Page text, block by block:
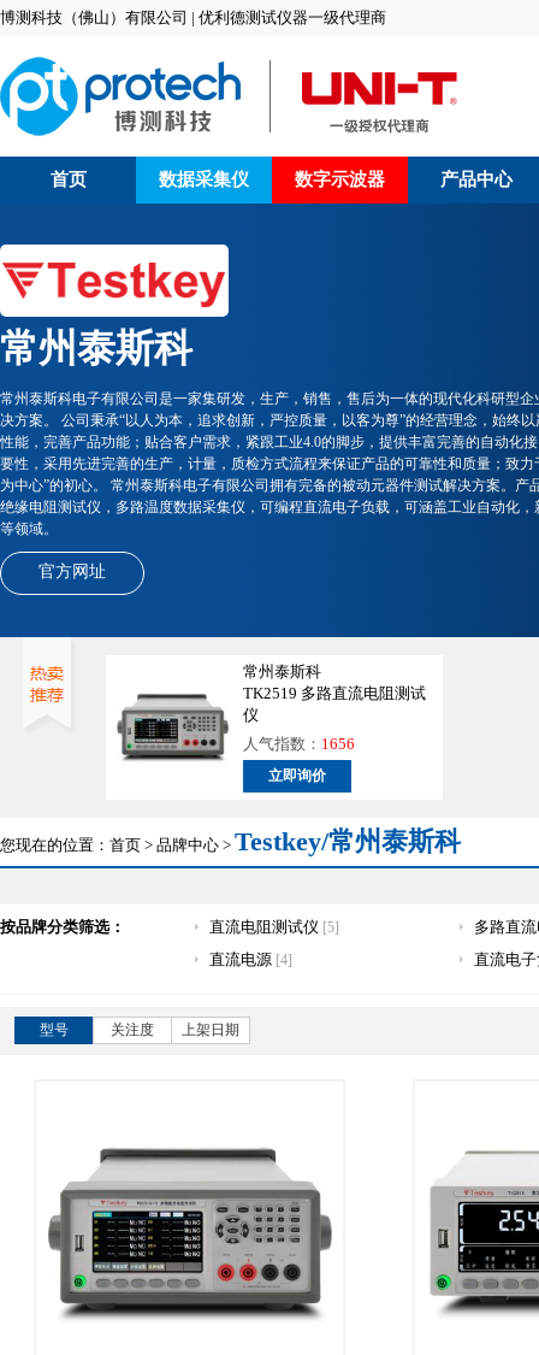
博测科技（佛山）有限公司 | 优利德测试仪器一级代理商
首页 数据采集仪 数字示波器 产品中心
常州泰斯科
常州泰斯科电子有限公司是一家集研发，生产，销售，售后为一体的现代化科研型
决方案。 公司秉承“以人为本，追求创新，严控质量，以客为尊”的经营理念，始终
性能，完善产品功能；贴合客户需求，紧跟工业4.0的脚步，提供丰富完善的自动化
要性，采用先进完善的生产，计量，质检方式流程来保证产品的可靠性和质量；致
为中心”的初心。 常州泰斯科电子有限公司拥有完备的被动元器件测试解决方案。产
绝缘电阻测试仪，多路温度数据采集仪，可编程直流电子负载，可涵盖工业自动化
等领域。
官方网址
常州泰斯科
TK2519 多路直流电阻测试
仪
人气指数： 1656
立即询价
您现在的位置： 首页 > 品牌中心 > Testkey/常州泰斯科
按品牌分类筛选： 直流电阻测试仪 [5]
多路直
直流电源 [4] 直流电
型号 关注度 上架日期